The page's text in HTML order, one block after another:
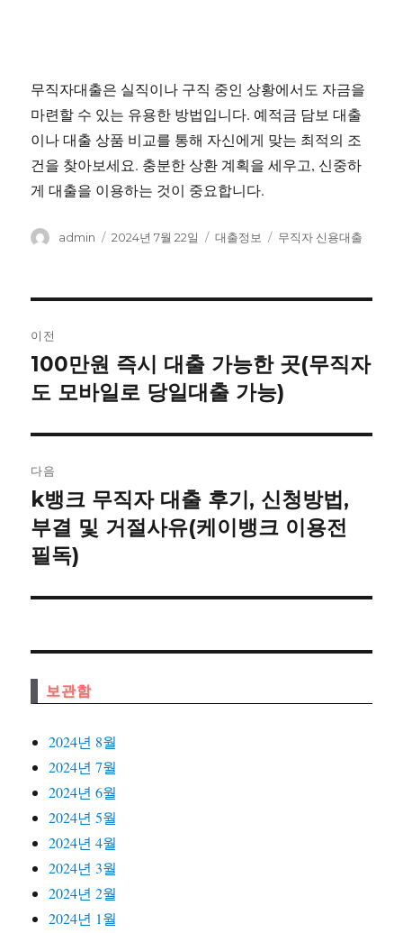
무직자대출은 실직이나 구직 중인 상황에서도 자금을
마련할 수 있는 유용한 방법입니다. 예적금 담보 대출
이나 대출 상품 비교를 통해 자신에게 맞는 최적의 조
건을 찾아보세요. 충분한 상환 계획을 세우고, 신중하
게 대출을 이용하는 것이 중요합니다.
글
admin
작
2024년 7월 22일
카
대출정보
태
무직자 신용대출
내
비
게
이
션
이전
이
전
100만원 즉시 대출 가능한 곳(무직자
도 모바일로 당일대출 가능)
다음
다
음
글:
k뱅크 무직자 대출 후기, 신청방법,
부결 및 거절사유(케이뱅크 이용전
필독)
보관함
2024년 8월
2024년 7월
2024년 6월
2024년 5월
2024년 4월
2024년 3월
2024년 2월
2024년 1월